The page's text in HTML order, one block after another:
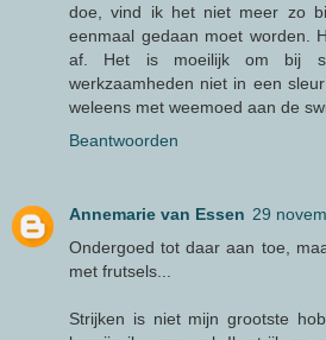
doe, vind ik het niet meer zo
eenmaal gedaan moet worden.
af. Het is moeilijk om bij
werkzaamheden niet in een
weleens met weemoed aan de
Beantwoorden
Annemarie van Essen 29
Ondergoed tot daar aan toe,
met frutsels...
Strijken is niet mijn grootste